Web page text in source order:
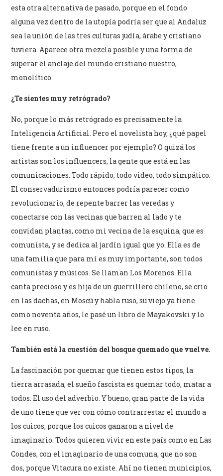
esta otra alternativa de pasado, porque en el fondo
alguna vez dentro de la utopía podría ser que al Andaluz
sea la unión de las tres culturas judía, árabe y cristiano
tuviera. Aparece otra mezcla posible y una forma de
superar el anclaje del mundo cristiano nuestro,
monolítico.
¿Te sientes muy retrógrado?
No, porque lo más retrógrado es precisamente la
Inteligencia Artificial. Pero el novelista hoy, ¿qué papel
tiene frente a un influencer por ejemplo? O quizá los
artistas son los influencers, la gente que está en las
comunicaciones. Todo rápido, todo video, todo simpático.
El conservadurismo entonces podría parecer como
revolucionario, de repente barrer las veredas y
conectarse con las vecinas que barren al lado y te
convidan plantas, como mi vecina de la esquina, que es
comunista, y se dedica al jardín igual que yo. Ella es de
una familia que para mí es muy importante, son todos
comunistas y músicos. Se llaman Los Morenos. Ella
canta precioso y es hija de un guerrillero chileno, se crio
en las dachas, en Moscú y habla ruso, su viejo ya tiene
como noventa años, le pasé un libro de Mayakovski y lo
lee en ruso.
También está la cuestión del bosque quemado que vuelve.
La fascinación por quemar que tienen estos tipos, la
tierra arrasada, el sueño fascista es quemar todo, matar a
todos. El uso del adverbio. Y bueno, gran parte de la vida
de uno tiene que ver con cómo contrarrestar el mundo a
los cuicos, porque los cuicos ganaron a nivel de
imaginario. Todos quieren vivir en este país como en Las
Condes, con el imaginario de una comuna, que no son
dos, porque Vitacura no existe. Ahí no tienen municipios,